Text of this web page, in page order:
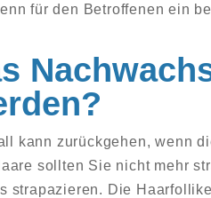
für den Betroffenen ein
kann zurückgehen, wenn
sollten Sie nicht mehr
strapazieren. Die